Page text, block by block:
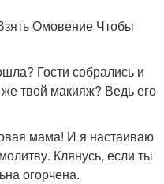
Омовение Чтобы
Гости собрались и
твой макияж? Ведь его
мама! И я настаиваю
Клянусь, если ты
огорчена.